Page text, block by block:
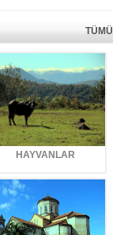
TÜMÜ
HAYVANLAR